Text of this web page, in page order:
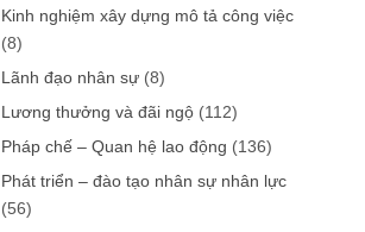
Kinh nghiệm xây dựng mô tả công việc
(8)
Lãnh đạo nhân sự (8)
Lương thưởng và đãi ngộ (112)
Pháp chế – Quan hệ lao động (136)
Phát triển – đào tạo nhân sự nhân lực
(56)